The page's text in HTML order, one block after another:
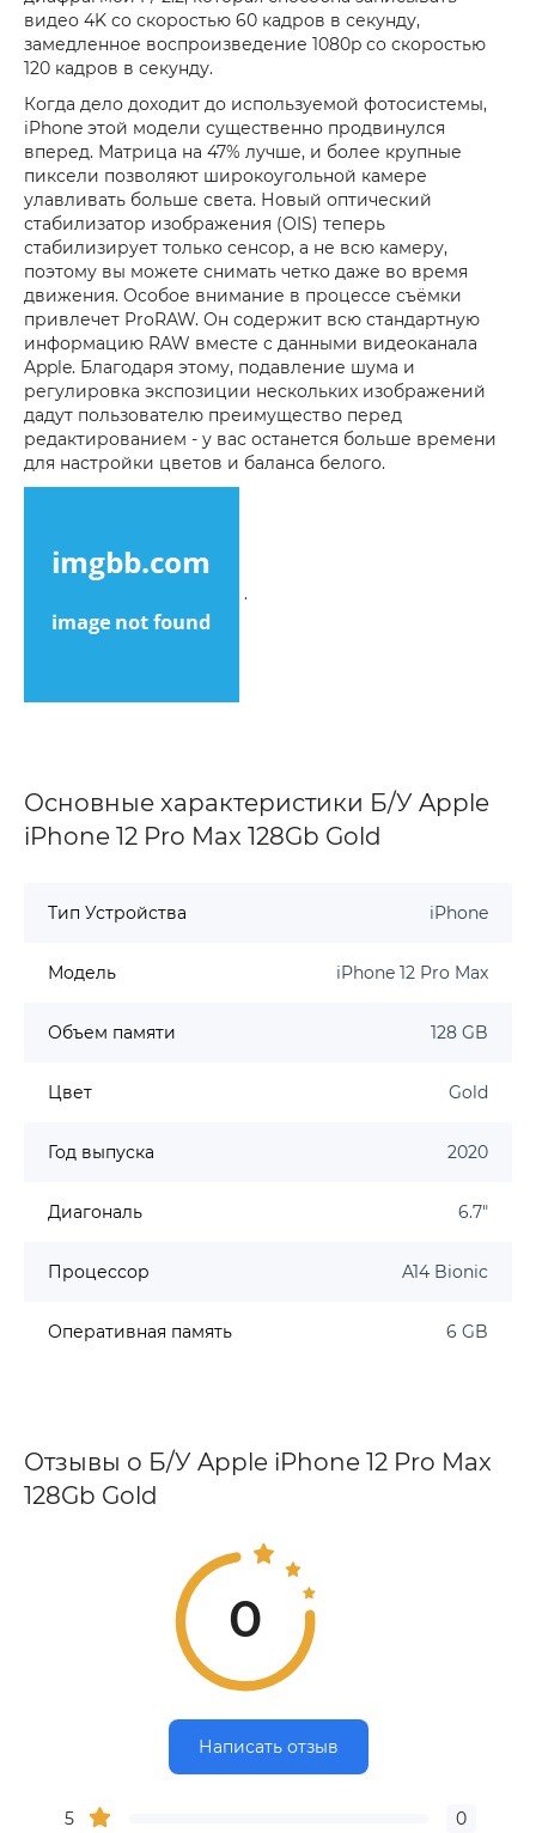
видео 4K со скоростью 60 кадров в секунду,
замедленное воспроизведение 1080p со скоростью
120 кадров в секунду.
Когда дело доходит до используемой фотосистемы,
iPhone этой модели существенно продвинулся
вперед. Матрица на 47% лучше, и более крупные
пиксели позволяют широкоугольной камере
улавливать больше света. Новый оптический
стабилизатор изображения (OIS) теперь
стабилизирует только сенсор, а не всю камеру,
поэтому вы можете снимать четко даже во время
движения. Особое внимание в процессе съёмки
привлечет ProRAW. Он содержит всю стандартную
информацию RAW вместе с данными видеоканала
Apple. Благодаря этому, подавление шума и
регулировка экспозиции нескольких изображений
дадут пользователю преимущество перед
редактированием - у вас останется больше времени
для настройки цветов и баланса белого.
.
Основные характеристики Б/У Apple
iPhone 12 Pro Max 128Gb Gold
Тип Устройства iPhone
Модель iPhone 12 Pro Max
Объем памяти 128 GB
Цвет Gold
Год выпуска 2020
Диагональ 6.7"
Процессор A14 Bionic
Оперативная память 6 GB
Отзывы о Б/У Apple iPhone 12 Pro Max
128Gb Gold
0
Написать отзыв
5
0